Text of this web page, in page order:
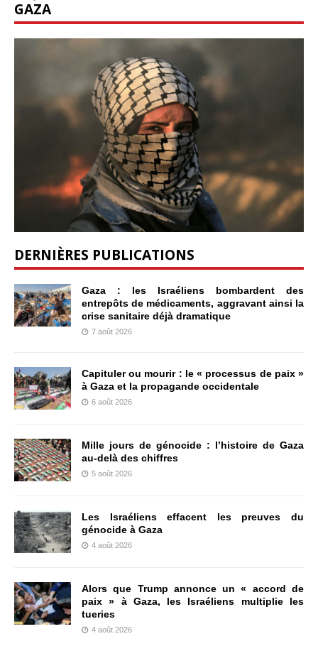
GAZA
DERNIÈRES PUBLICATIONS
Gaza : les Israéliens bombardent des
entrepôts de médicaments, aggravant ainsi la
crise sanitaire déjà dramatique
7 août 2026
Capituler ou mourir : le « processus de paix »
à Gaza et la propagande occidentale
6 août 2026
Mille jours de génocide : l’histoire de Gaza
au-delà des chiffres
5 août 2026
Les Israéliens effacent les preuves du
génocide à Gaza
4 août 2026
Alors que Trump annonce un « accord de
paix » à Gaza, les Israéliens multiplie les
tueries
4 août 2026